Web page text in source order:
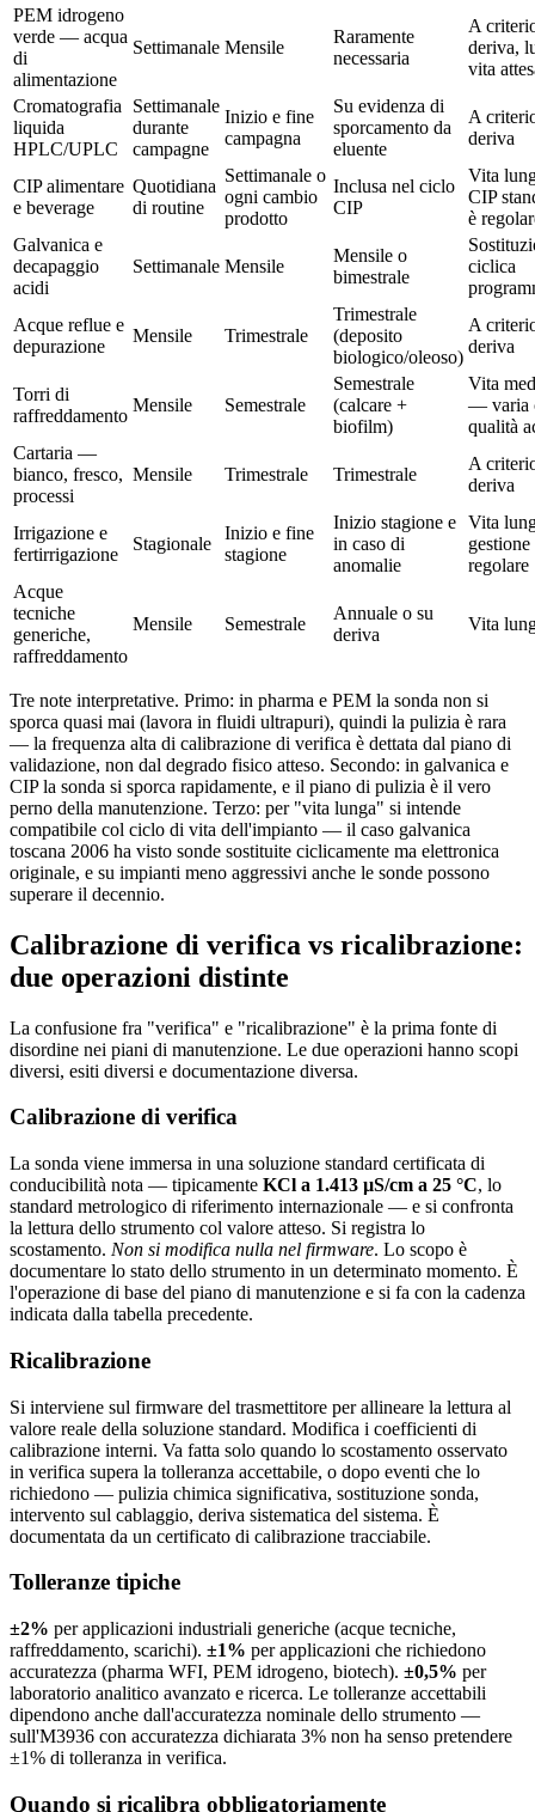
PEM idrogeno
verde — acqua
di
alimentazione
Settimanale Mensile
Raramente
necessaria
A
deriva,
vita
Cromatografia
liquida
HPLC/UPLC
Settimanale
durante
campagne
Inizio e fine
campagna
Su evidenza di
sporcamento da
eluente
A
deriva
CIP alimentare
e beverage
Quotidiana
di routine
Settimanale o
ogni cambio
prodotto
Inclusa nel ciclo
CIP
Vita
CIP
è
Galvanica e
decapaggio
acidi
Settimanale Mensile
Mensile o
bimestrale
ciclica
Acque reflue e
depurazione
Mensile Trimestrale
Trimestrale
(deposito
biologico/oleoso)
A
deriva
Torri di
raffreddamento
Mensile Semestrale
Semestrale
(calcare +
biofilm)
Vita
— varia
qualità
Cartaria —
bianco, fresco,
processi
Mensile Trimestrale Trimestrale
A
deriva
Irrigazione e
fertirrigazione
Stagionale
Inizio e fine
stagione
Inizio stagione e
in caso di
anomalie
Vita
gestione
regolare
Acque
tecniche
generiche,
raffreddamento
Mensile Semestrale
Annuale o su
deriva
Vita
Tre note interpretative. Primo: in pharma e PEM la sonda non si
sporca quasi mai (lavora in fluidi ultrapuri), quindi la pulizia è rara
— la frequenza alta di calibrazione di verifica è dettata dal piano di
validazione, non dal degrado fisico atteso. Secondo: in galvanica e
CIP la sonda si sporca rapidamente, e il piano di pulizia è il vero
perno della manutenzione. Terzo: per "vita lunga" si intende
compatibile col ciclo di vita dell'impianto — il caso galvanica
toscana 2006 ha visto sonde sostituite ciclicamente ma elettronica
originale, e su impianti meno aggressivi anche le sonde possono
superare il decennio.
Calibrazione di verifica vs ricalibrazione:
due operazioni distinte
La confusione fra "verifica" e "ricalibrazione" è la prima fonte di
disordine nei piani di manutenzione. Le due operazioni hanno scopi
diversi, esiti diversi e documentazione diversa.
Calibrazione di verifica
La sonda viene immersa in una soluzione standard certificata di
conducibilità nota — tipicamente KCl a 1.413 µS/cm a 25 °C, lo
standard metrologico di riferimento internazionale — e si confronta
la lettura dello strumento col valore atteso. Si registra lo
scostamento. Non si modifica nulla nel firmware. Lo scopo è
documentare lo stato dello strumento in un determinato momento. È
l'operazione di base del piano di manutenzione e si fa con la cadenza
indicata dalla tabella precedente.
Ricalibrazione
Si interviene sul firmware del trasmettitore per allineare la lettura al
valore reale della soluzione standard. Modifica i coefficienti di
calibrazione interni. Va fatta solo quando lo scostamento osservato
in verifica supera la tolleranza accettabile, o dopo eventi che lo
richiedono — pulizia chimica significativa, sostituzione sonda,
intervento sul cablaggio, deriva sistematica del sistema. È
documentata da un certificato di calibrazione tracciabile.
Tolleranze tipiche
±2% per applicazioni industriali generiche (acque tecniche,
raffreddamento, scarichi). ±1% per applicazioni che richiedono
accuratezza (pharma WFI, PEM idrogeno, biotech). ±0,5% per
laboratorio analitico avanzato e ricerca. Le tolleranze accettabili
dipendono anche dall'accuratezza nominale dello strumento —
sull'M3936 con accuratezza dichiarata 3% non ha senso pretendere
±1% di tolleranza in verifica.
Quando si ricalibra obbligatoriamente